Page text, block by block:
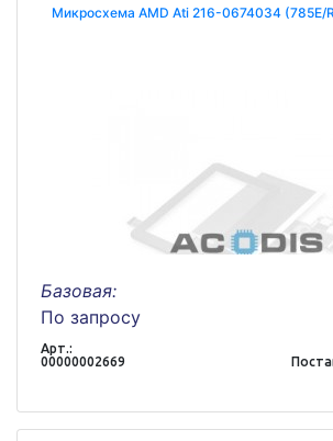
Микросхема AMD Ati 216-0674034 (785E/
Базовая:
По запросу
Арт.:
00000002669